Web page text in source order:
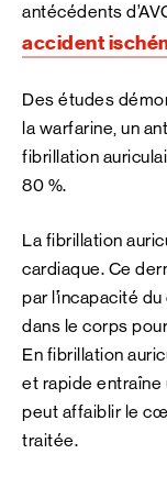
antécédents
accident
Des études
la warfarine, un
fibrillation
80 %.
La fibrillation
cardiaque. Ce
par l’incapacité
dans le corps
En fibrillation
et rapide entraîne
peut affaiblir le
traitée.